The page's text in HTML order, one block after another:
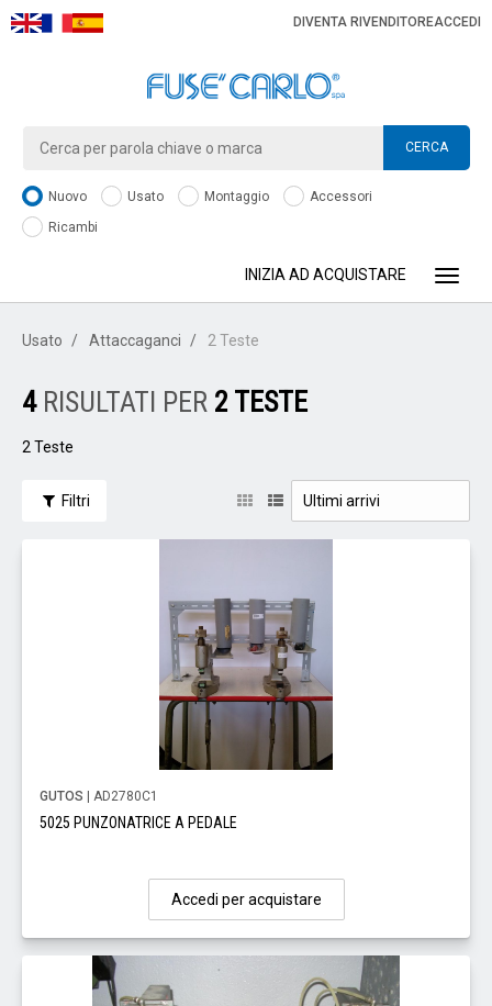
DIVENTA RIVENDITOREACCEDI
CERCA
Nuovo Usato Montaggio
Accessori
Ricambi
INIZIA AD ACQUISTARE
Usato Attaccaganci 2 Teste
4 RISULTATI PER 2 TESTE
2 Teste
Filtri
GUTOS | AD2780C1
5025 PUNZONATRICE A PEDALE
Accedi per acquistare